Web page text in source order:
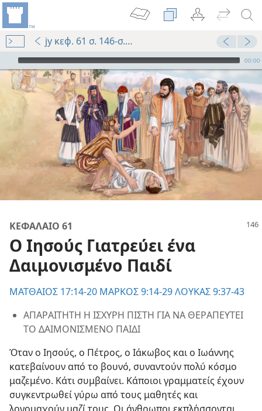
jy κεφ. 61 σ. 146-σ. 147 παρ. 5
Audio Player
00:00
ΚΕΦΑΛΑΙΟ 61
Ο Ιησούς Γιατρεύει ένα
Δαιμονισμένο Παιδί
ΜΑΤΘΑΙΟΣ 17:14-20 ΜΑΡΚΟΣ 9:14-29ΛΟΥΚΑΣ 9:37-43
ΑΠΑΡΑΙΤΗΤΗ Η ΙΣΧΥΡΗ ΠΙΣΤΗ ΓΙΑ ΝΑ ΘΕΡΑΠΕΥΤΕΙ
ΤΟ ΔΑΙΜΟΝΙΣΜΕΝΟ ΠΑΙΔΙ
Όταν ο Ιησούς, ο Πέτρος, ο Ιάκωβος και ο Ιωάννης
κατεβαίνουν από το βουνό, συναντούν πολύ κόσμο
μαζεμένο. Κάτι συμβαίνει. Κάποιοι γραμματείς έχουν
συγκεντρωθεί γύρω από τους μαθητές και